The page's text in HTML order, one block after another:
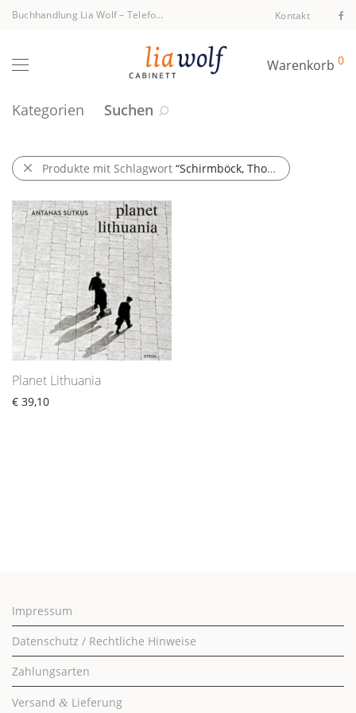
Buchhandlung Lia Wolf– Telefon +43 1 512 40 94 Kontakt
Warenkorb 0
Kategorien Suchen
Produkte mit Schlagwort “Schirmböck, Thomas”
Planet Lithuania
€ 39,10
Impressum
Datenschutz / Rechtliche Hinweise
Zahlungsarten
Versand & Lieferung